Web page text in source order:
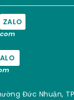
ZALO
Đức Nhuận,